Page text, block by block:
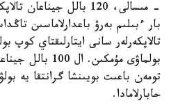
- مىسالى، 120 بالل
بار ءبىلىم بەرۋ باعدارلاماسىن
تالاپكەرلەر سانى ايتارلىقتاي كوپ
بولماۋى مۇمكىن.
تومەن باعىت بويىنشا گرانتقا يە
حابارلامادا.